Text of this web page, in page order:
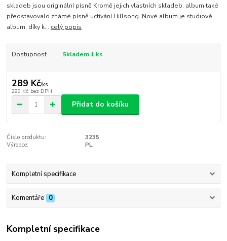
skladeb jsou originální písně Kromě jejich vlastních skladeb, album také
představovalo známé písně uctívání Hillsong. Nové album je studiové
album, díky k... celý popis
Dostupnost Skladem 1 ks
289 Kč/ks
289 Kč bez DPH
Přidat do košíku
Číslo produktu:
3235
Výrobce:
PL.
Kompletní specifikace
Komentáře 0
Kompletní specifikace